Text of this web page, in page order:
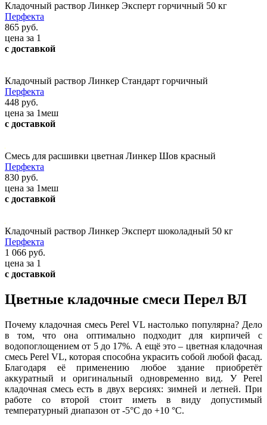
Кладочный раствор Линкер Эксперт горчичный 50 кг
Перфекта
865 руб.
цена за 1
с доставкой
Кладочный раствор Линкер Стандарт горчичный
Перфекта
448 руб.
цена за 1меш
с доставкой
Смесь для расшивки цветная Линкер Шов красный
Перфекта
830 руб.
цена за 1меш
с доставкой
Кладочный раствор Линкер Эксперт шоколадный 50 кг
Перфекта
1 066 руб.
цена за 1
с доставкой
Цветные кладочные смеси Перел ВЛ
Почему кладочная смесь Perel VL настолько популярна? Дело
в том, что она оптимально подходит для кирпичей с
водопоглощением от 5 до 17%. А ещё это – цветная кладочная
смесь Perel VL, которая способна украсить собой любой фасад.
Благодаря её применению любое здание приобретёт
аккуратный и оригинальный одновременно вид. У Perel
кладочная смесь есть в двух версиях: зимней и летней. При
работе со второй стоит иметь в виду допустимый
температурный диапазон от -5°С до +10 °С.